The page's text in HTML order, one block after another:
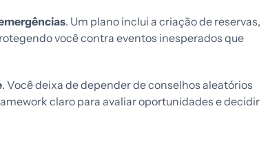
. Um plano inclui a criação de reservas,
você contra eventos inesperados que
. Você deixa de depender de conselhos aleatórios
claro para avaliar oportunidades e decidir